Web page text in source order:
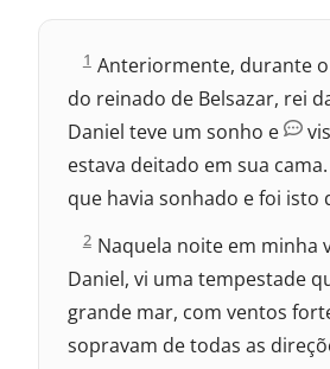
D
n
e
l
:
1 Anteriormente, durante
do reinado de Belsazar, rei
Daniel teve um sonho e
estava deitado em sua
que havia sonhado e foi isto
D
n
e
l
2 Naquela noite em minha
Daniel, vi uma tempestade
grande mar, com ventos
sopravam de todas as